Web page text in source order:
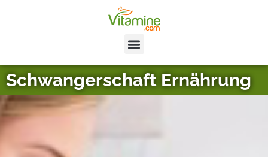
Schwangerschaft Ernährung